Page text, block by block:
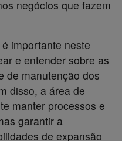
negócios que fazem
importante neste
e entender sobre as
de manutenção dos
disso, a área de
manter processos e
garantir a
de expansão